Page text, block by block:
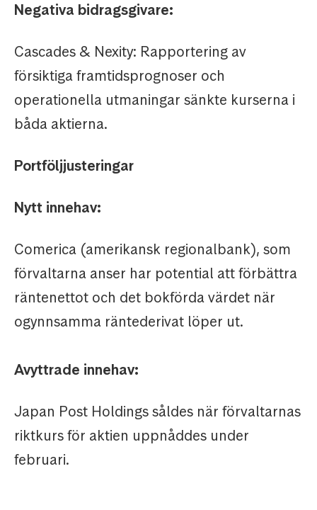
Negativa bidragsgivare:
Cascades & Nexity: Rapportering av
försiktiga framtidsprognoser och
operationella utmaningar sänkte kurserna i
båda aktierna.
Portföljjusteringar
Nytt innehav:
Comerica (amerikansk regionalbank), som
förvaltarna anser har potential att förbättra
räntenettot och det bokförda värdet när
ogynnsamma räntederivat löper ut.
Avyttrade innehav:
Japan Post Holdings såldes när förvaltarnas
riktkurs för aktien uppnåddes under
februari.